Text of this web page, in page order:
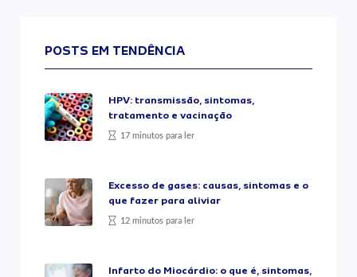
POSTS EM TENDÊNCIA
HPV: transmissão, sintomas,
tratamento e vacinação
17 minutos para ler
Excesso de gases: causas, sintomas e o
que fazer para aliviar
12 minutos para ler
Infarto do Miocárdio: o que é, sintomas,